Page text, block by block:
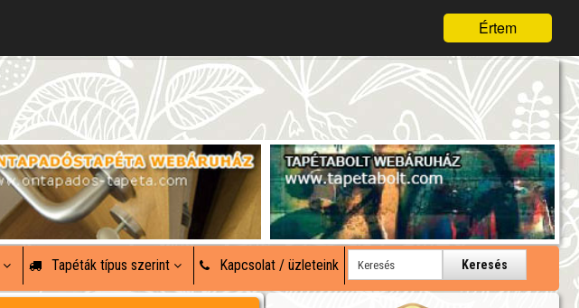
Értem
Tapéták típus szerint Kapcsolat / üzleteink Keresés